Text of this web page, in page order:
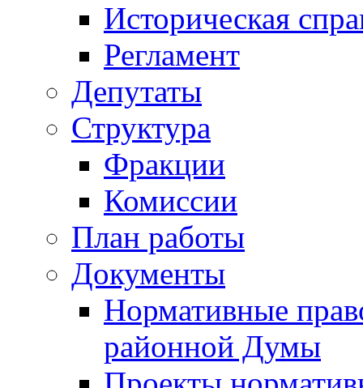
Историческая
Регламент
Депутаты
Структура
Фракции
Комиссии
План работы
Документы
Нормативные
районной Думы